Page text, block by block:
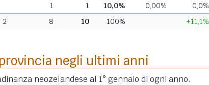
1 1 10,0% 0,00%
0,0%
2 8 10 100% +11,1%
negli ultimi anni
neozelandese al 1° gennaio di ogni anno.